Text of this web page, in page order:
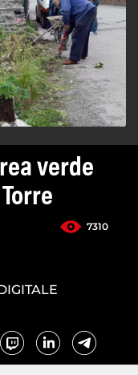
verde
7310